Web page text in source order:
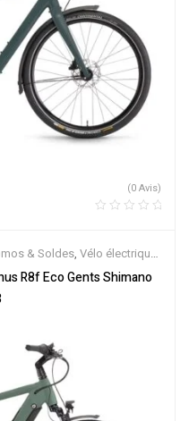
(0 Avis)
& Soldes, Vélo électrique
R8f Eco Gents Shimano